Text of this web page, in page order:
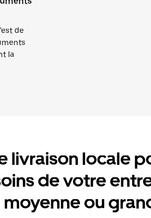
de
la
livraison locale
de votre
ou